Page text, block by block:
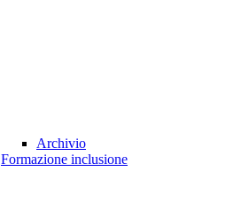
Archivio
Formazione inclusione